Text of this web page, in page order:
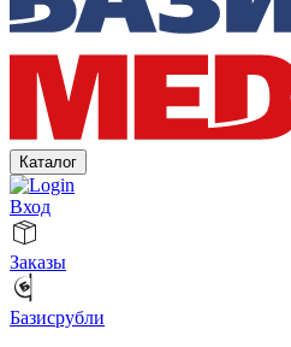
Каталог
Вход
Заказы
Базисрубли